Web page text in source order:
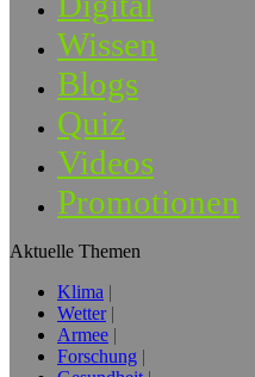
Wissen
Blogs
Quiz
Videos
Promotionen
Aktuelle Themen
Klima
Wetter
Armee
Forschung